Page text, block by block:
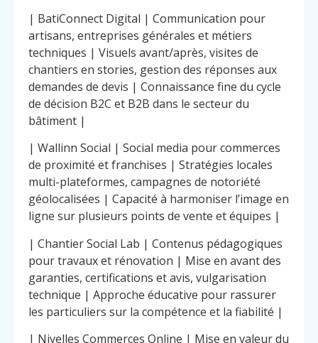
| BatiConnect Digital | Communication pour
artisans, entreprises générales et métiers
techniques | Visuels avant/après, visites de
chantiers en stories, gestion des réponses aux
demandes de devis | Connaissance fine du cycle
de décision B2C et B2B dans le secteur du
bâtiment |
| Wallinn Social | Social media pour commerces
de proximité et franchises | Stratégies locales
multi-plateformes, campagnes de notoriété
géolocalisées | Capacité à harmoniser l’image en
ligne sur plusieurs points de vente et équipes |
| Chantier Social Lab | Contenus pédagogiques
pour travaux et rénovation | Mise en avant des
garanties, certifications et avis, vulgarisation
technique | Approche éducative pour rassurer
les particuliers sur la compétence et la fiabilité |
| Nivelles Commerces Online | Mise en valeur du